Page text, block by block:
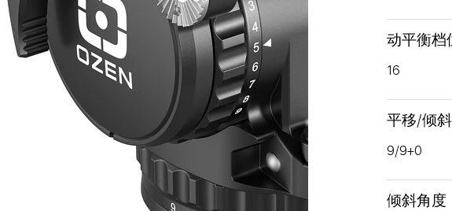
动平衡档
16
平移/倾
9/9+0
倾斜角度